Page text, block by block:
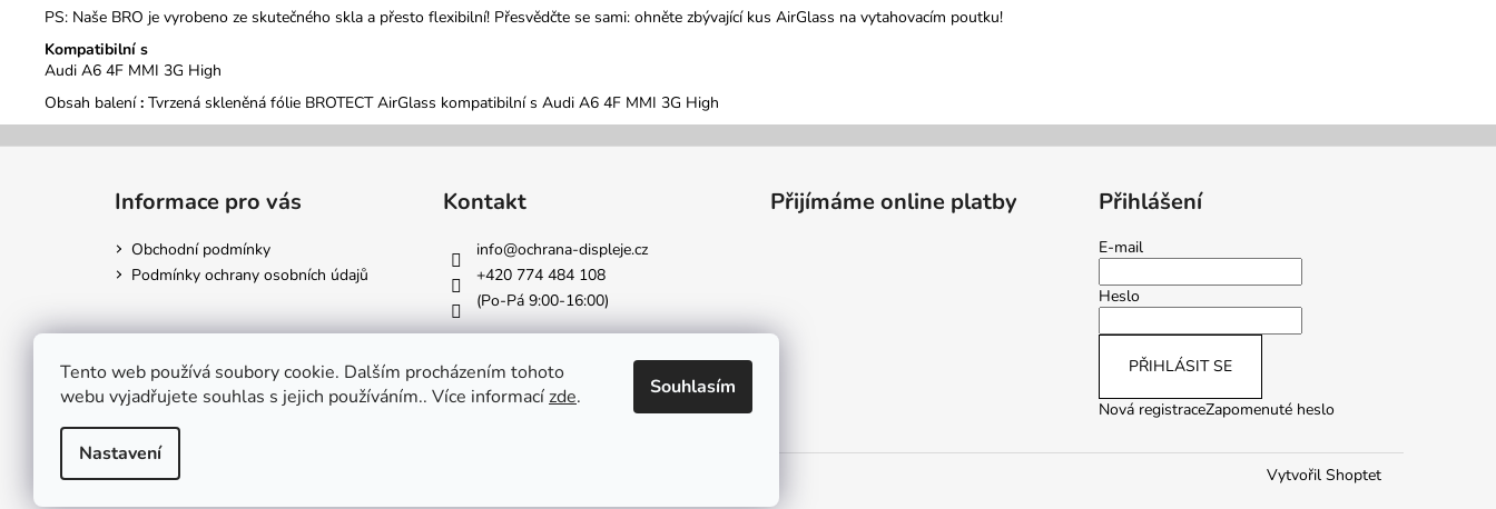
Tento web používá soubory cookie. Dalším procházením tohoto
webu vyjadřujete souhlas s jejich používáním.. Více informacízde.
Nastavení
Souhlasím
PS: Naše BRO je vyrobeno ze skutečného skla a přesto flexibilní! Přesvědčte se sami: ohněte zbývající kus AirGlass na vytahovacím poutku!
Kompatibilní s
Audi A6 4F MMI 3G High
Obsah balení : Tvrzená skleněná fólie BROTECT AirGlass kompatibilní s Audi A6 4F MMI 3G High
Informace pro vás
Obchodní podmínky
Podmínky ochrany osobních údajů
Kontakt
info@ochrana-displeje.cz
+420 774 484 108
(Po-Pá 9:00-16:00)
Přijímáme online platby Přihlášení
E-mail
Heslo
PŘIHLÁSIT SE
Nová registraceZapomenuté heslo
Vytvořil Shoptet
Copyright 2026